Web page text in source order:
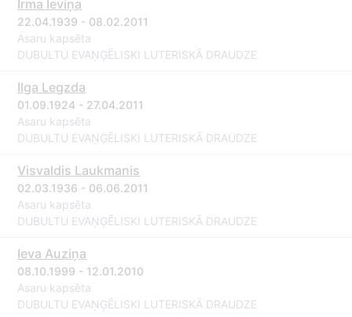
Irma Ieviņa
22.04.1939 - 08.02.2011
Asaru kapsēta
DUBULTU EVAŅĢĒLISKI LUTERISKĀ DRAUDZE
Ilga Legzda
01.09.1924 - 27.04.2011
Asaru kapsēta
DUBULTU EVAŅĢĒLISKI LUTERISKĀ DRAUDZE
Visvaldis Laukmanis
02.03.1936 - 06.06.2011
Asaru kapsēta
DUBULTU EVAŅĢĒLISKI LUTERISKĀ DRAUDZE
Ieva Auziņa
08.10.1999 - 12.01.2010
Asaru kapsēta
DUBULTU EVAŅĢĒLISKI LUTERISKĀ DRAUDZE